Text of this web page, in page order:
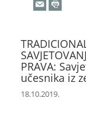
PRAVA:
učesnika iz
18.10.2019.